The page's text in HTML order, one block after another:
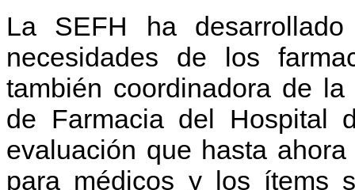
La SEFH ha
necesidades de los
también coordinadora de
de Farmacia del Hospital
evaluación que hasta
para médicos y los ítems